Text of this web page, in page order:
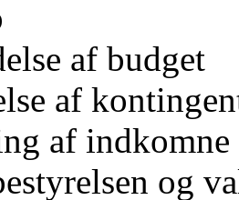
af budget
af
af indkomne
og